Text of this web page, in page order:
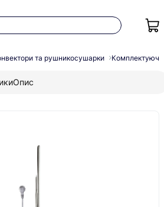
та рушникосушарки Комплектуючі
Опис